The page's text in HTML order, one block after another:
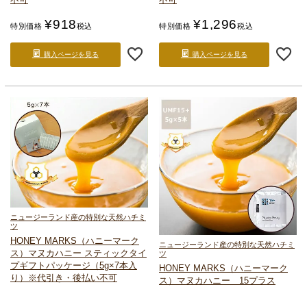
特別価格 ¥918税込
購入ページを見る
特別価格 ¥1,296税込
購入ページを見る
ニュージーランド産の特別な天然ハチミ
ツ
HONEY MARKS（ハニーマーク
ス） マヌカハニー スティックタイ
プギフトパッケージ（5g×7本入
り）
※代引き・後払い不可
ニュージーランド産の特別な天然ハチミ
ツ
HONEY MARKS（ハニーマーク
ス） マヌカハニー 15プラス